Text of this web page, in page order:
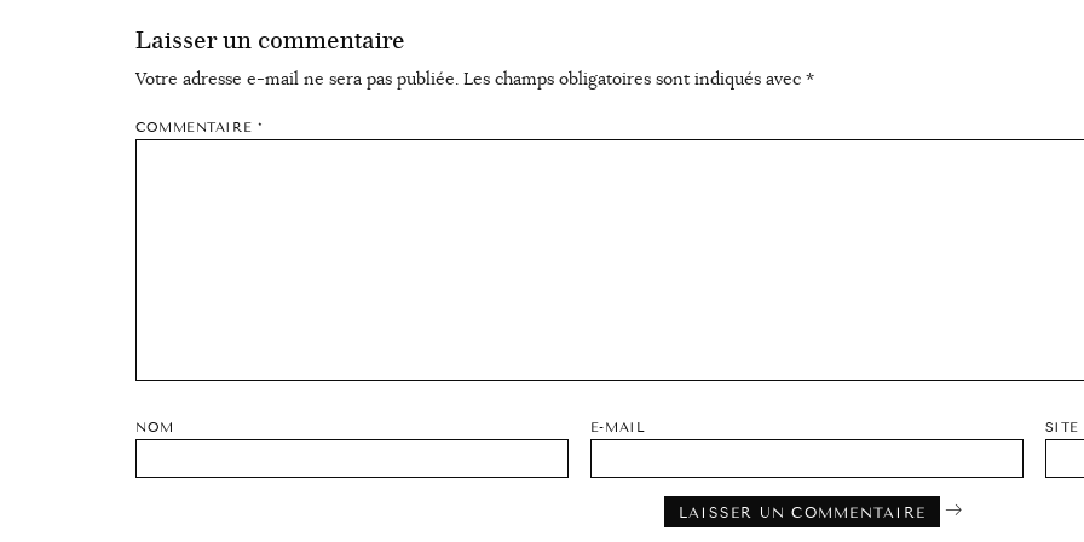
Laisser un commentaire
Votre adresse e-mail ne sera pas publiée. Les champs obligatoires sont indiqués avec *
COMMENTAIRE *
NOM E-MAIL SITE